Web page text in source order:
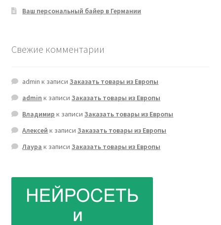
Ваш персональный байер в Германии
Свежие комментарии
admin к записиЗаказать товары из Европы
admin к записиЗаказать товары из Европы
Владимир к записиЗаказать товары из Европы
Алексей к записиЗаказать товары из Европы
Лаура к записиЗаказать товары из Европы